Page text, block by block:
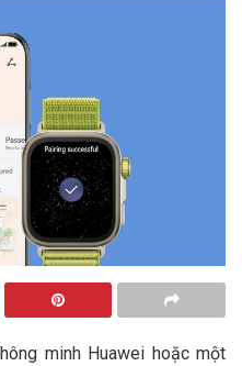
minh Huawei hoặc một